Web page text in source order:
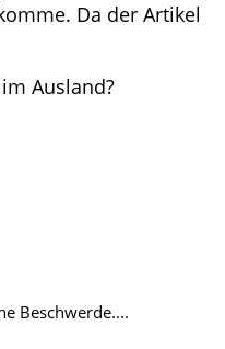
Da der Artikel
Ausland?
Beschwerde....